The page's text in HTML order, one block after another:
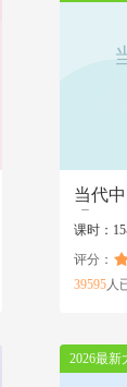
当代
课时：
评分：
39595人
2026最新